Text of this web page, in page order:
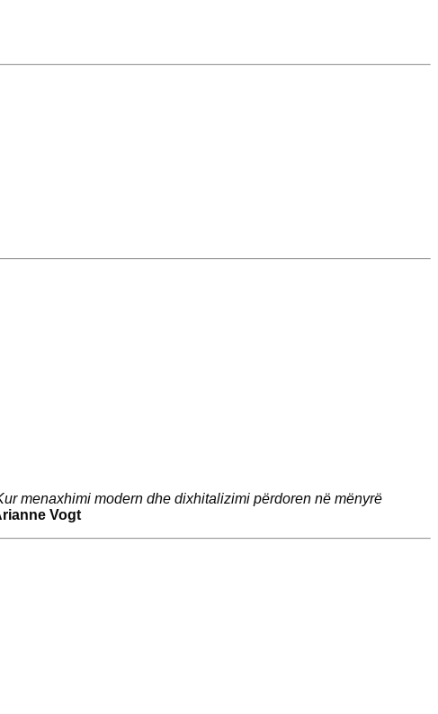
menaxhimi modern dhe dixhitalizimi përdoren në mënyrë
Vogt